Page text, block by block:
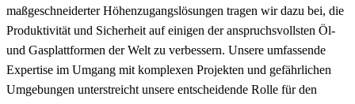
maßgeschneiderter Höhenzugangslösungen tragen wir dazu bei, die
Produktivität und Sicherheit auf einigen der anspruchsvollsten Öl-
und Gasplattformen der Welt zu verbessern. Unsere umfassende
Expertise im Umgang mit komplexen Projekten und gefährlichen
Umgebungen unterstreicht unsere entscheidende Rolle für den